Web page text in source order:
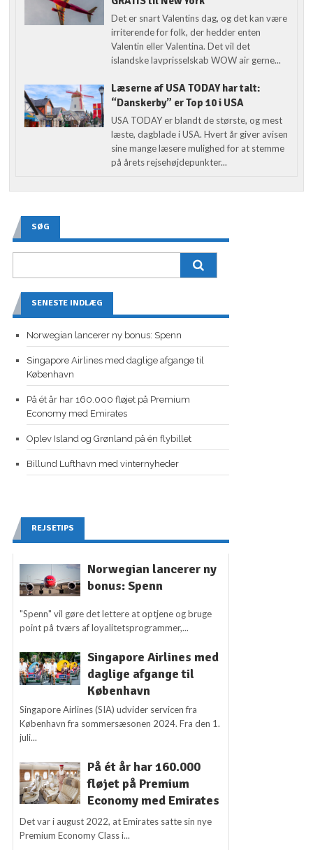
Det er snart Valentins dag, og det kan være
irriterende for folk, der hedder enten
Valentin eller Valentina. Det vil det
islandske lavprisselskab WOW air gerne...
Læserne af USA TODAY har talt:
“Danskerby” er Top 10 i USA
USA TODAY er blandt de største, og mest
læste, dagblade i USA. Hvert år giver avisen
sine mange læsere mulighed for at stemme
på årets rejsehøjdepunkter...
SØG
SENESTE INDLÆG
Norwegian lancerer ny bonus: Spenn
Singapore Airlines med daglige afgange til
København
På ét år har 160.000 fløjet på Premium
Economy med Emirates
Oplev Island og Grønland på én flybillet
Billund Lufthavn med vinternyheder
REJSETIPS
Norwegian lancerer ny
bonus: Spenn
"Spenn" vil gøre det lettere at optjene og bruge
point på tværs af loyalitetsprogrammer,...
Singapore Airlines med
daglige afgange til
København
Singapore Airlines (SIA) udvider servicen fra
København fra sommersæsonen 2024. Fra den 1.
juli...
På ét år har 160.000
fløjet på Premium
Economy med Emirates
Det var i august 2022, at Emirates satte sin nye
Premium Economy Class i...